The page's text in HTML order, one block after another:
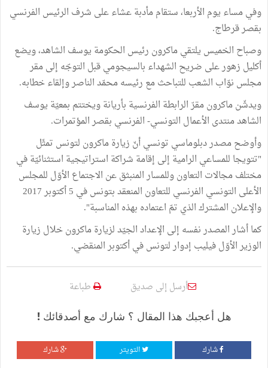
وفي مساء يوم الأربعا، ستقام مأدبة عشاء على شرف الرئيس الفرنسي
بقصر قرطاج.
وصباح الخميس يلتقي ماكرون رئيس الحكومة يوسف الشاهد، ويضع
أكليل زهور على ضريح الشهداء بالسيجومي قبل التوجّه إلى مقر
مجلس نوّاب الشعب للتباحث مع رئيسه محمّد الناصر وإلقاء خطابه.
ويدشّن ماكرون مقرّ الرابطة الفرنسية بأريانة ويختتم بمعيّة يوسف
الشاهد منتدى الأعمال التونسي- الفرنسي بقصر المؤتمرات.
وأوضح مصدر دبلوماسي تونسي أنّ زيارة ماكرون لتونس تمثّل
"تتويجا للمساعي الرامية إلى إقامة شراكة استراتيجية استثنائيّة في
مختلف مجالات التعاون وللمسار المنبثق عن الاجتماع الأوّل للمجلس
الأعلى التونسي الفرنسي للتعاون المنعقد بتونس في 5 أكتوبر 2017
والإعلان المشترك الذي تمّ اعتماده بهذه المناسبة".
كما أشار المصدر نفسه إلى الإعداد الجيّد لزيارة ماكرون خلال زيارة
الوزير الأوّل فيليب إدوار لتونس في أكتوبر المنقضي.
أرسل إلى صديق طباعة
هل أعجبك هذا المقال ؟ شارك مع أصدقائك !
شارك التويتر شارك